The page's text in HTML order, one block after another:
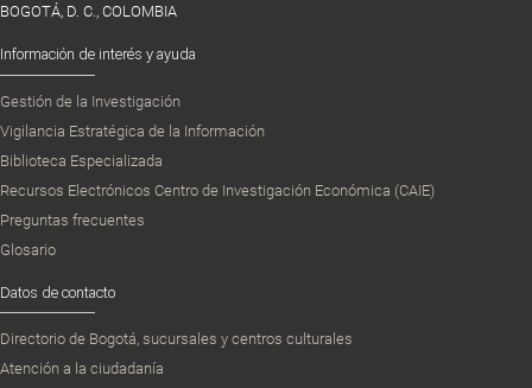
BOGOTÁ, D. C., COLOMBIA
Información de interés y ayuda
Gestión de la Investigación
Vigilancia Estratégica de la Información
Biblioteca Especializada
Recursos Electrónicos Centro de Investigación Económica (CAIE)
Preguntas frecuentes
Glosario
Datos de contacto
Directorio de Bogotá, sucursales y centros culturales
Atención a la ciudadanía